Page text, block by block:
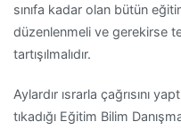
sınıfa kadar olan bütün
düzenlenmeli ve gerekirse
tartışılmalıdır.
Aylardır ısrarla çağrısını
tıkadığı Eğitim Bilim